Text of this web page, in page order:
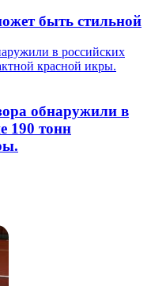
быть стильной
в российских
красной икры.
обнаружили в
190 тонн